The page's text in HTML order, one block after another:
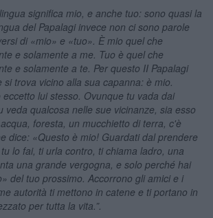
significa mio, e anche tuo: sono quasi la
del Papalagi invece non ci sono parole
di «mio» e «tuo». È mio quel che
e solamente a me. Tuo è quel che
e solamente a te. Per questo II Papalagi
trova vicino alla sua capanna: è mio.
lui stesso. Ovunque tu vada dai
veda qualcosa nelle sue vicinanze, sia esso
foresta, un mucchietto di terra, c'è
dice: «Questo è mio! Guardati dal prendere
lo fai, ti urla contro, ti chiama ladro, una
una grande vergogna, e solo perché hai
del tuo prossimo. Accorrono gli amici e i
autorità ti mettono in catene e ti portano in
per tutta la vita.”.